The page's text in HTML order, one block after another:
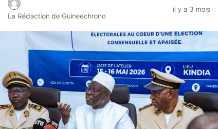
La Rédaction de Guineechrono
il y a 3 mois